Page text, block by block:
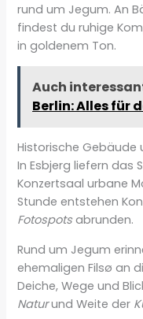
rund um Jegum. An
findest du ruhige
in goldenem Ton.
Auch
Berlin: Alles für
Historische Gebäude
In Esbjerg liefern das
Konzertsaal urbane
Stunde entstehen
Fotospots abrunden.
Rund um Jegum
ehemaligen Filsø an
Deiche, Wege und
Naturund Weite der